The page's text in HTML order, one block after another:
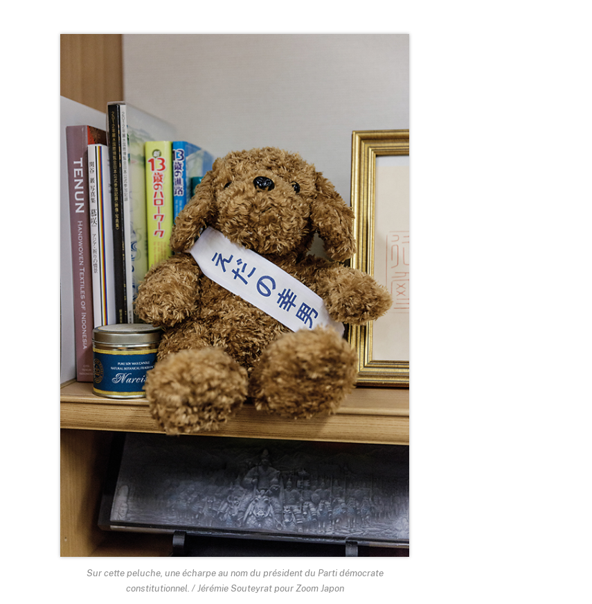
Sur cette peluche, une écharpe au nom du président du Parti démocrate
constitutionnel. / Jérémie Souteyrat pour Zoom Japon